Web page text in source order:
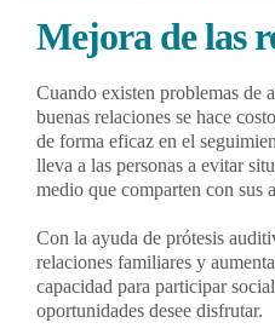
Mejora de las
Cuando existen problemas de
buenas relaciones se hace
de forma eficaz en el
lleva a las personas a evitar
medio que comparten con sus
Con la ayuda de prótesis
relaciones familiares y
capacidad para participar
oportunidades desee disfrutar.